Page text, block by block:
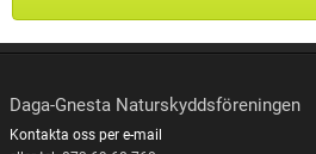
Daga-Gnesta Naturskyddsföreningen
Kontakta oss per e-mail